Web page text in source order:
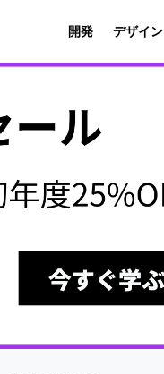
開発 デザイン